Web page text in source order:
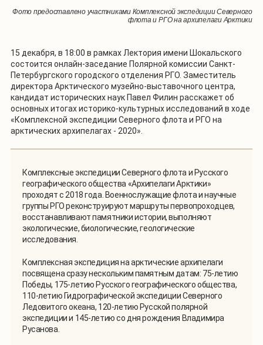
Фото предоставлено участниками Комплексной экспедиции Северного
флота и РГО на архипелаги Арктики
15 декабря, в 18:00 в рамках Лектория имени Шокальского
состоится онлайн-заседание Полярной комиссии Санкт-
Петербургского городского отделения РГО. Заместитель
директора Арктического музейно-выставочного центра,
кандидат исторических наук Павел Филин расскажет об
основных итогах историко-культурных исследований в ходе
«Комплексной экспедиции Северного флота и РГО на
арктических архипелагах - 2020».
Комплексные экспедиции Северного флота и Русского
географического общества «Архипелаги Арктики»
проходят с 2018 года. Военнослужащие флота и научные
группы РГО реконструируют маршруты первопроходцев,
восстанавливают памятники истории, выполняют
экологические, биологические, геологические
исследования.
Комплексная экспедиция на арктические архипелаги
посвящена сразу нескольким памятным датам: 75-летию
Победы, 175-летию Русского географического общества,
110-летию Гидрографической экспедиции Северного
Ледовитого океана, 120-летию Русской полярной
экспедиции и 145-летию со дня рождения Владимира
Русанова.